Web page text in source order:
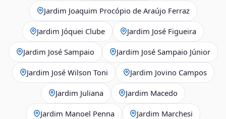
Jardim Joaquim Procópio de Araújo Ferraz
Jardim Jóquei Clube Jardim José Figueira
Jardim José Sampaio Jardim José Sampaio Júnior
Jardim José Wilson Toni Jardim Jovino Campos
Jardim Juliana Jardim Macedo
Jardim Manoel Penna Jardim Marchesi